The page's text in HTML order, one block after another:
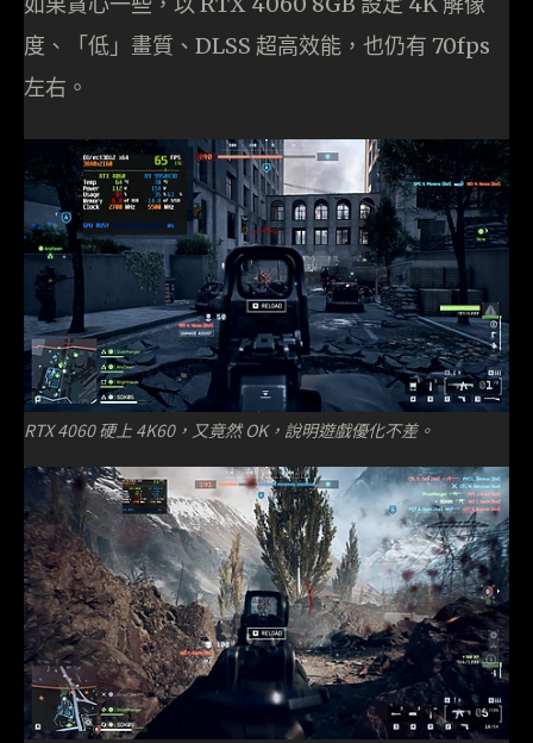
度、「低」畫質、DLSS 超高效能，也仍有 70fps
左右。
RTX 4060 硬上 4K60，又竟然 OK，說明遊戲優化不差。